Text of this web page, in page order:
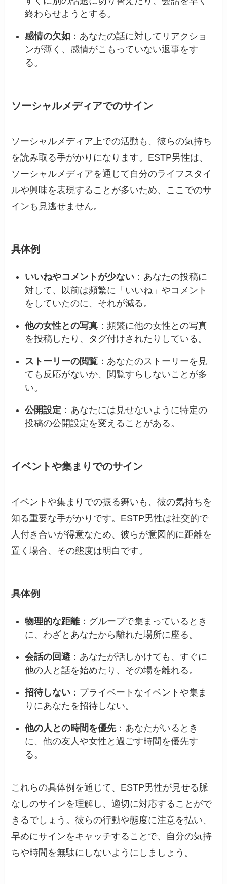
終わらせようとする。
感情の欠如 ：あなたの話に対してリアクショ
ンが薄く、感情がこもっていない返事をす
る。
ソーシャルメディアでのサイン
ソーシャルメディア上での活動も、彼らの気持ち
を読み取る手がかりになります。ESTP男性は、
ソーシャルメディアを通じて自分のライフスタイ
ルや興味を表現することが多いため、ここでのサ
インも見逃せません。
具体例
いいねやコメントが少ない ：あなたの投稿に
対して、以前は頻繁に「いいね」やコメント
をしていたのに、それが減る。
他の女性との写真 ：頻繁に他の女性との写真
を投稿したり、タグ付けされたりしている。
ストーリーの閲覧 ：あなたのストーリーを見
ても反応がないか、閲覧すらしないことが多
い。
公開設定 ：あなたには見せないように特定の
投稿の公開設定を変えることがある。
イベントや集まりでのサイン
イベントや集まりでの振る舞いも、彼の気持ちを
知る重要な手がかりです。ESTP男性は社交的で
人付き合いが得意なため、彼らが意図的に距離を
置く場合、その態度は明白です。
具体例
物理的な距離：グループで集まっているとき
に、わざとあなたから離れた場所に座る。
会話の回避 ：あなたが話しかけても、すぐに
他の人と話を始めたり、その場を離れる。
招待しない ：プライベートなイベントや集ま
りにあなたを招待しない。
他の人との時間を優先：あなたがいるとき
に、他の友人や女性と過ごす時間を優先す
る。
これらの具体例を通じて、ESTP男性が見せる脈
なしのサインを理解し、適切に対応することがで
きるでしょう。彼らの行動や態度に注意を払い、
早めにサインをキャッチすることで、自分の気持
ちや時間を無駄にしないようにしましょう。